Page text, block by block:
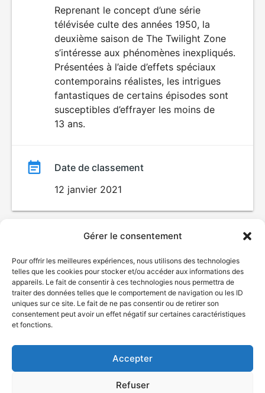
Gérer le consentement
Pour offrir les meilleures expériences, nous utilisons des technologies
telles que les cookies pour stocker et/ou accéder aux informations des
appareils. Le fait de consentir à ces technologies nous permettra de
traiter des données telles que le comportement de navigation ou les ID
uniques sur ce site. Le fait de ne pas consentir ou de retirer son
consentement peut avoir un effet négatif sur certaines caractéristiques
et fonctions.
Accepter
Refuser
Reprenant le concept d’une série
télévisée culte des années 1950, la
deuxième saison de The Twilight Zone
s’intéresse aux phénomènes inexpliqués.
Présentées à l’aide d’effets spéciaux
contemporains réalistes, les intrigues
fantastiques de certains épisodes sont
susceptibles d’effrayer les moins de
13 ans.
Date de classement
12 janvier 2021
© Gouvernement du Québec, 2026
Plan du site
Accessibilité
Accès à l'information
Déclaration de services